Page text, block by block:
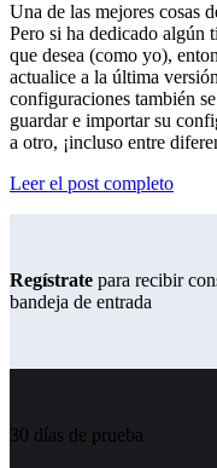
Una de las mejores cosas
Pero si ha dedicado algún
que desea (como yo),
actualice a la última
configuraciones también
guardar e importar su
a otro, ¡incluso entre
Leer el post completo
Regístrate para recibir
bandeja de entrada
30 días de prueba